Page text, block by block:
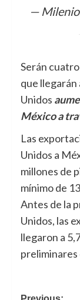
—
Serán
que llegarán
Unidos
México a
Las
Unidos a
millones de
mínimo de
Antes de la
Unidos, las
llegaron a